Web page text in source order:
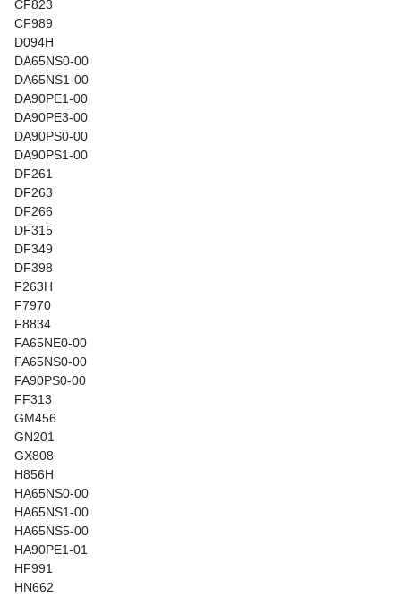
CF823
CF989
D094H
DA65NS0-00
DA65NS1-00
DA90PE1-00
DA90PE3-00
DA90PS0-00
DA90PS1-00
DF261
DF263
DF266
DF315
DF349
DF398
F263H
F7970
F8834
FA65NE0-00
FA65NS0-00
FA90PS0-00
FF313
GM456
GN201
GX808
H856H
HA65NS0-00
HA65NS1-00
HA65NS5-00
HA90PE1-01
HF991
HN662